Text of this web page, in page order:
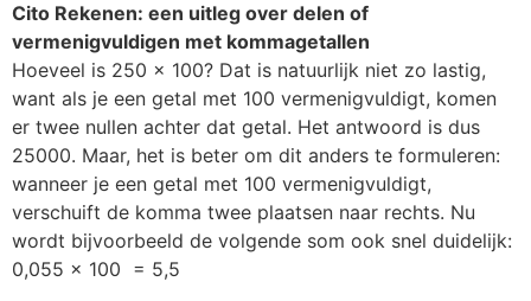
Cito Rekenen: een uitleg over delen of
vermenigvuldigen met kommagetallen
Hoeveel is 250 x 100? Dat is natuurlijk niet zo lastig,
want als je een getal met 100 vermenigvuldigt, komen
er twee nullen achter dat getal. Het antwoord is dus
25000. Maar, het is beter om dit anders te formuleren:
wanneer je een getal met 100 vermenigvuldigt,
verschuift de komma twee plaatsen naar rechts. Nu
wordt bijvoorbeeld de volgende som ook snel duidelijk:
0,055 x 100 = 5,5